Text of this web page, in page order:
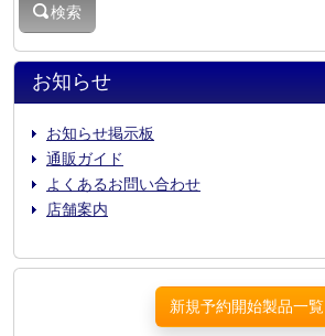
お知らせ
お知らせ掲示板
通販ガイド
よくあるお問い合わせ
店舗案内
検索
新規予約開始製品一覧